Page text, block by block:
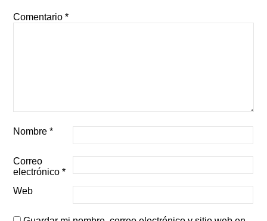
Comentario*
Nombre*
Correo
electrónico*
Web